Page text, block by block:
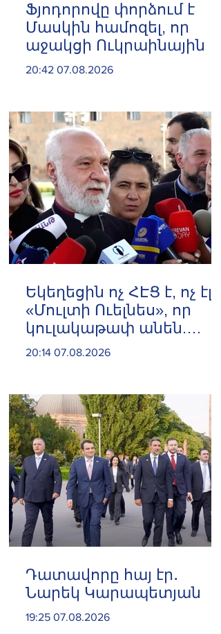
Ֆյոդորովը փորձում է
Մասկին համոզել, որ
աջակցի Ուկրաինային
20:42 07.08.2026
Եկեղեցին ոչ ՀԷՑ է, ոչ էլ
«Մուլտի Ուելնես», որ
կուլակաթափ անեն.
Նաթան արքեպիսկոպոս
20:14 07.08.2026
Դատավորը հայ էր․
Նարեկ Կարապետյան
19:25 07.08.2026